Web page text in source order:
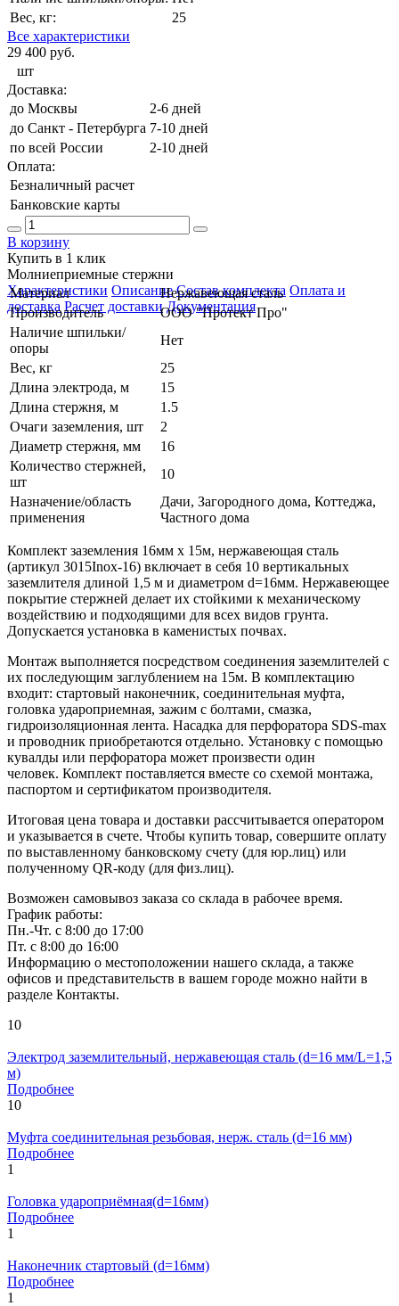
Вес, кг:
25
Все характеристики
29 400 руб.
шт
Доставка:
до Москвы
2-6 дней
до Санкт - Петербурга 7-10 дней
по всей России
2-10 дней
Оплата:
Безналичный расчет
Банковские карты
В корзину
Купить в 1 клик
Молниеприемные стержни
Характеристики Описание Состав комплекта Оплата и
доставка Расчет доставки Документация
Материал
Нержавеющая сталь
Производитель
ООО "Протект Про"
Наличие шпильки/
опоры
Нет
Вес, кг
25
Длина электрода, м
15
Длина стержня, м
1.5
Очаги заземления, шт
2
Диаметр стержня, мм
16
Количество стержней,
шт
10
Назначение/область
применения
Дачи, Загородного дома, Коттеджа,
Частного дома
Комплект заземления 16мм х 15м, нержавеющая сталь
(артикул 3015Inox-16) включает в себя 10 вертикальных
заземлителя длиной 1,5 м и диаметром d=16мм. Нержавеющее
покрытие стержней делает их стойкими к механическому
воздействию и подходящими для всех видов грунта.
Допускается установка в каменистых почвах.
Монтаж выполняется посредством соединения заземлителей с
их последующим заглублением на 15м. В комплектацию
входит: стартовый наконечник, соединительная муфта,
головка удароприемная, зажим с болтами, смазка,
гидроизоляционная лента. Насадка для перфоратора SDS-max
и проводник приобретаются отдельно. Установку с помощью
кувалды или перфоратора может произвести один
человек. Комплект поставляется вместе со схемой монтажа,
паспортом и сертификатом производителя.
Итоговая цена товара и доставки рассчитывается оператором
и указывается в счете. Чтобы купить товар, совершите оплату
по выставленному банковскому счету (для юр.лиц) или
полученному QR-коду (для физ.лиц).
Возможен самовывоз заказа со склада в рабочее время.
График работы:
Пн.-Чт. с 8:00 до 17:00
Пт. с 8:00 до 16:00
Информацию о местоположении нашего склада, а также
офисов и представительств в вашем городе можно найти в
разделе Контакты.
10
Электрод заземлительный, нержавеющая сталь (d=16 мм/L=1,5
м)
Подробнее
10
Муфта соединительная резьбовая, нерж. сталь (d=16 мм)
Подробнее
1
Головка удароприёмная(d=16мм)
Подробнее
1
Наконечник стартовый (d=16мм)
Подробнее
1